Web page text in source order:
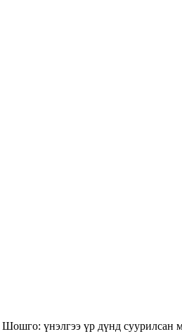
Шошго: үнэлгээ үр дүнд суурилсан